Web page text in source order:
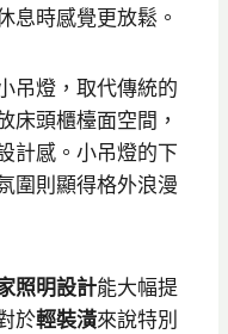
息時感覺更放鬆。
吊燈，取代傳統的
床頭櫃檯面空間，
計感。小吊燈的下
圍則顯得格外浪漫
照明設計能大幅提
於輕裝潢來說特別